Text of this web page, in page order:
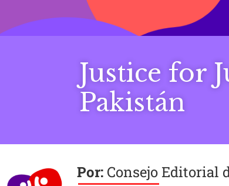
Justice for
Pakistán
Consejo Editorial